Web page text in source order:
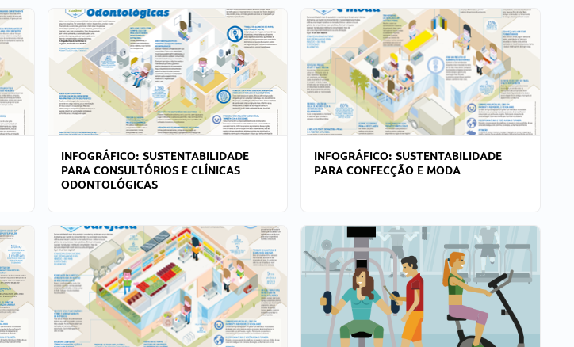
INFOGRÁFICO: SUSTENTABILIDADE
PARA CONSULTÓRIOS E CLÍNICAS
ODONTOLÓGICAS
INFOGRÁFICO: SUSTENTABILIDADE
PARA CONFECÇÃO E MODA